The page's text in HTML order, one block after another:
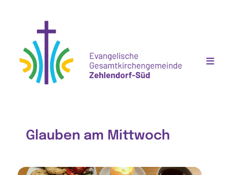
Glauben am Mittwoch